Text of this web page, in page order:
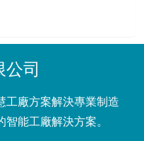
司
工廠方案解決專業制造
能工廠解決方案。